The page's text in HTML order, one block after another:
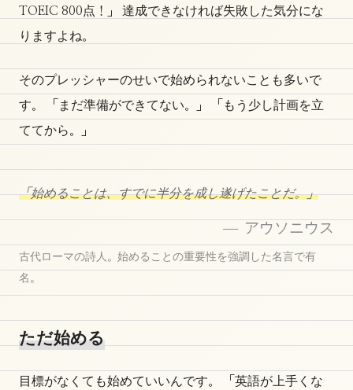
TOEIC 800点！」 達成できなければ失敗した気分にな
りますよね。
そのプレッシャーのせいで始められないことも多いで
す。 「まだ準備ができてない。」 「もう少し計画を立
ててから。」
「始めることは、すでに半分を成し遂げたことだ。」
— アウソニウス
古代ローマの詩人。始めることの重要性を強調した名言で有
名。
ただ始める
目標がなくても始めていいんです。 「英語が上手くな